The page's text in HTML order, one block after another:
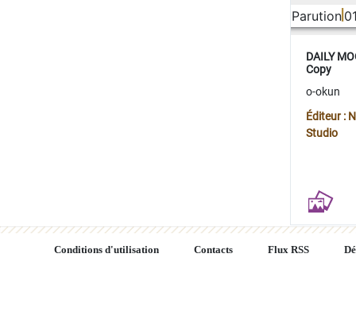
Parution
DAILY
Copy
o-okun
Éditeur :
Studio
Conditions d'utilisation Contacts Flux RSS